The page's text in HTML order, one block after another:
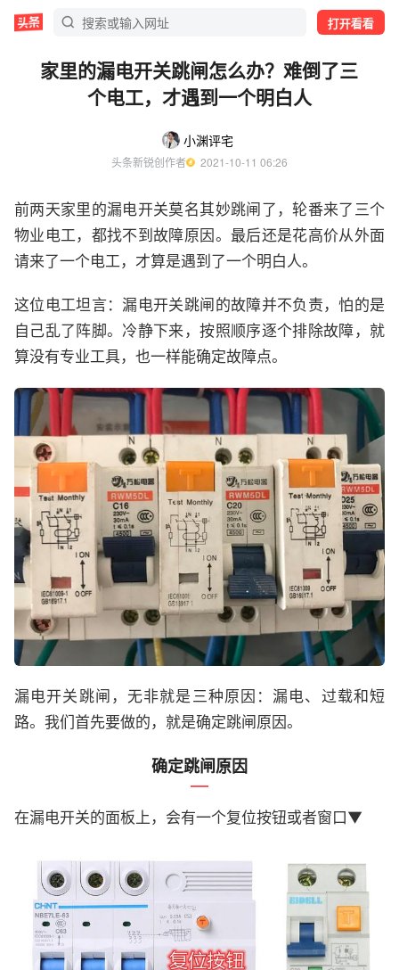
打开看看
家里的漏电开关跳闸怎么办？难倒了三
个电工，才遇到一个明白人
小渊评宅
头条新锐创作者
  2021-10-11 06:26
前两天家里的漏电开关莫名其妙跳闸了，轮番来了三个
物业电工，都找不到故障原因。最后还是花高价从外面
请来了一个电工，才算是遇到了一个明白人。
这位电工坦言：漏电开关跳闸的故障并不负责，怕的是
自己乱了阵脚。冷静下来，按照顺序逐个排除故障，就
算没有专业工具，也一样能确定故障点。
漏电开关跳闸，无非就是三种原因：漏电、过载和短
路。我们首先要做的，就是确定跳闸原因。
确定跳闸原因
在漏电开关的面板上，会有一个复位按钮或者窗口▼